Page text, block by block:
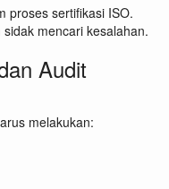
proses sertifikasi ISO.
mencari kesalahan.
Audit
melakukan: